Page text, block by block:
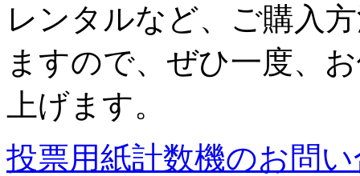
レンタルなど、ご購入
ますので、ぜひ一度、
上げます。
投票用紙計数機のお問